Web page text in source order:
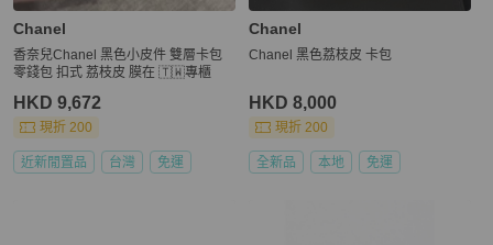
Chanel
香奈兒Chanel 黑色小皮件 雙層卡包
零錢包 扣式 荔枝皮 膜在 🇹🇼專櫃
HKD 9,672
現折 200
近新閒置品 台灣 免運
Chanel
Chanel 黑色荔枝皮 卡包
HKD 8,000
現折 200
全新品 本地 免運